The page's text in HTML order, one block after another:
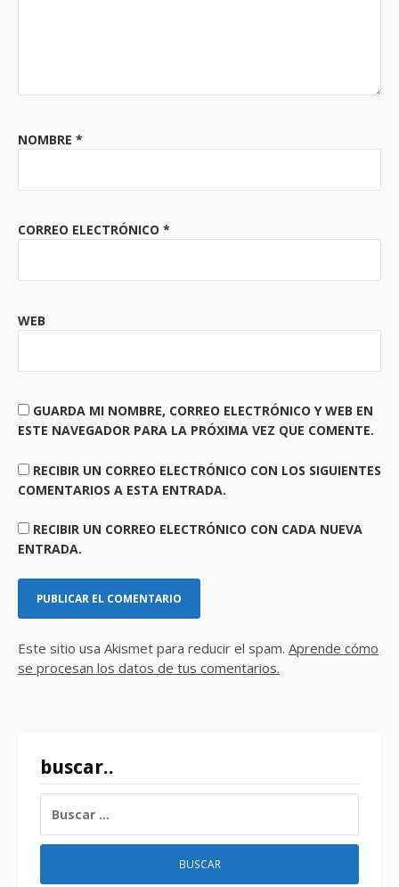
NOMBRE *
CORREO ELECTRÓNICO *
WEB
GUARDA MI NOMBRE, CORREO ELECTRÓNICO Y WEB EN
ESTE NAVEGADOR PARA LA PRÓXIMA VEZ QUE COMENTE.
RECIBIR UN CORREO ELECTRÓNICO CON LOS SIGUIENTES
COMENTARIOS A ESTA ENTRADA.
RECIBIR UN CORREO ELECTRÓNICO CON CADA NUEVA
ENTRADA.
Este sitio usa Akismet para reducir el spam. Aprende cómo
se procesan los datos de tus comentarios.
buscar..